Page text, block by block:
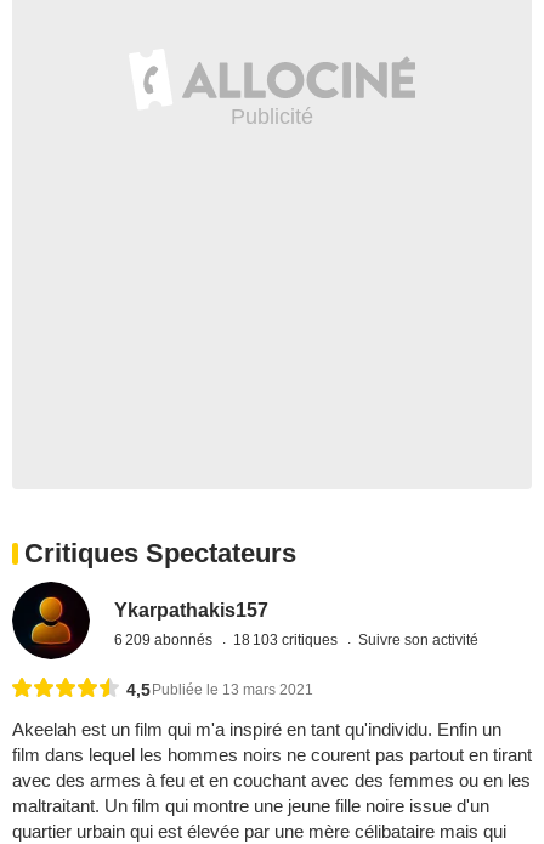
Critiques Spectateurs
Ykarpathakis157
6 209 abonnés 18 103 critiques Suivre son activité
4,5 Publiée le 13 mars 2021
Akeelah est un film qui m'a inspiré en tant qu'individu. Enfin un
film dans lequel les hommes noirs ne courent pas partout en tirant
avec des armes à feu et en couchant avec des femmes ou en les
maltraitant. Un film qui montre une jeune fille noire issue d'un
quartier urbain qui est élevée par une mère célibataire mais qui